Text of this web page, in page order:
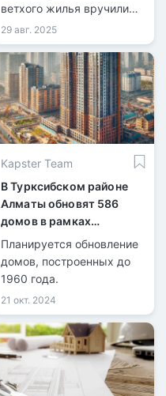
ветхого жилья вручили
ключи от новых квартир,
сообщили в акимате
Акмолинской области.
29 авг. 2025
Kapster Team
В Турксибском районе
Алматы обновят 586
домов в рамках
программы реновации
Планируется обновление
домов, построенных до
1960 года.
21 окт. 2024